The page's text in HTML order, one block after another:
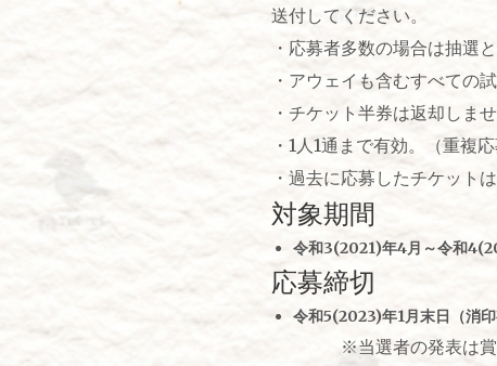
送付してください。
・応募者多数の場合は抽選と
・アウェイも含むすべての
・チケット半券は返却しま
・1人1通まで有効。（重複
・過去に応募したチケット
対象期間
令和3(2021)年4月～令和
応募締切
令和5(2023)年1月末日（消印
※当選者の発表は賞品の